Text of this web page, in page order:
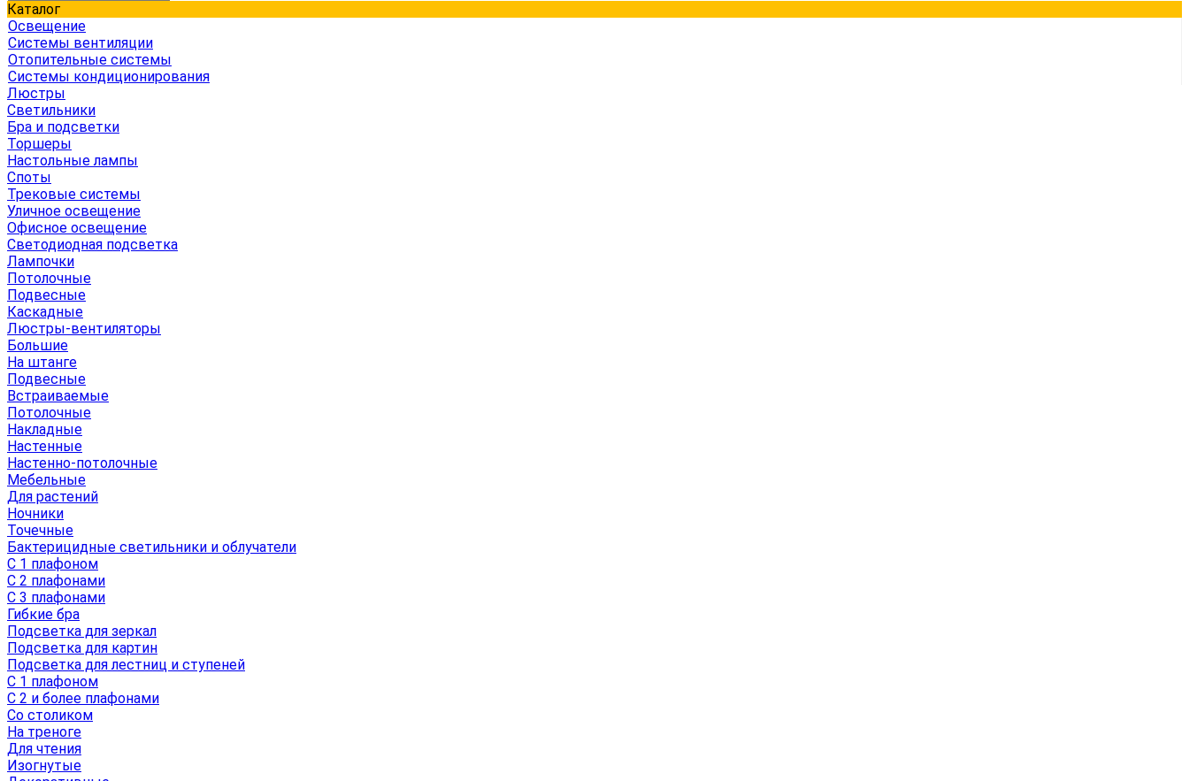
Каталог
Освещение
Системы вентиляции
Отопительные системы
Системы кондиционирования
Люстры
Светильники
Бра и подсветки
Торшеры
Настольные лампы
Споты
Трековые системы
Уличное освещение
Офисное освещение
Светодиодная подсветка
Лампочки
Потолочные
Подвесные
Каскадные
Люстры-вентиляторы
Большие
На штанге
Подвесные
Встраиваемые
Потолочные
Накладные
Настенные
Настенно-потолочные
Мебельные
Для растений
Ночники
Точечные
Бактерицидные светильники и облучатели
С 1 плафоном
С 2 плафонами
С 3 плафонами
Гибкие бра
Подсветка для зеркал
Подсветка для картин
Подсветка для лестниц и ступеней
С 1 плафоном
С 2 и более плафонами
Со столиком
На треноге
Для чтения
Изогнутые